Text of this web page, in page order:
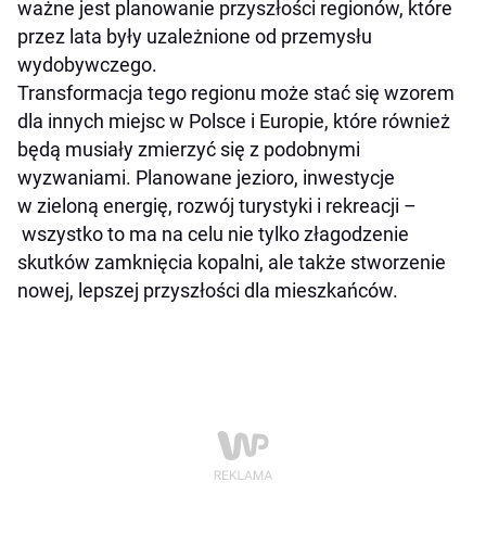
ważne jest planowanie przyszłości regionów, które
przez lata były uzależnione od przemysłu
wydobywczego.
Transformacja tego regionu może stać się wzorem
dla innych miejsc w Polsce i Europie, które również
będą musiały zmierzyć się z podobnymi
wyzwaniami. Planowane jezioro, inwestycje
w zieloną energię, rozwój turystyki i rekreacji –
wszystko to ma na celu nie tylko złagodzenie
skutków zamknięcia kopalni, ale także stworzenie
nowej, lepszej przyszłości dla mieszkańców.